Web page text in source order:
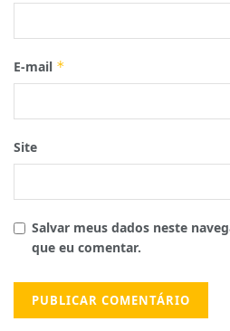
E-mail *
Site
Salvar meus dados neste
que eu comentar.